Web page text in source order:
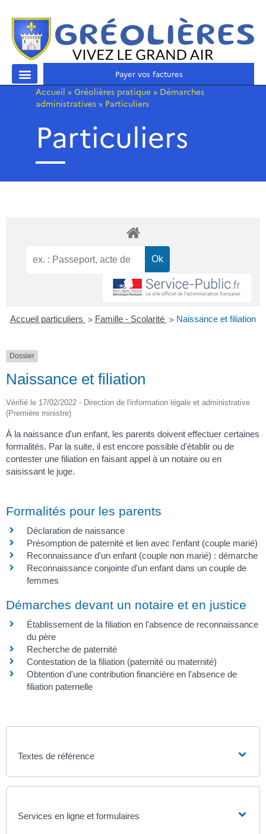
Payer vos factures
Accueil » Gréolières pratique » Démarches
administratives » Particuliers
Particuliers
Accueil particuliers > Famille - Scolarité > Naissance et filiation
Dossier
Naissance et filiation
Vérifié le 17/02/2022 - Direction de l'information légale et administrative
(Première ministre)
À la naissance d'un enfant, les parents doivent effectuer certaines
formalités. Par la suite, il est encore possible d'établir ou de
contester une filiation en faisant appel à un notaire ou en
saisissant le juge.
Formalités pour les parents
Déclaration de naissance
Présomption de paternité et lien avec l'enfant (couple marié)
Reconnaissance d'un enfant (couple non marié) : démarche
Reconnaissance conjointe d'un enfant dans un couple de
femmes
Démarches devant un notaire et en justice
Établissement de la filiation en l'absence de reconnaissance
du père
Recherche de paternité
Contestation de la filiation (paternité ou maternité)
Obtention d'une contribution financière en l'absence de
filiation paternelle
Textes de référence
Services en ligne et formulaires